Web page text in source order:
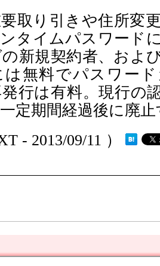
取り引きや住所変
タイムパスワード
新規契約者、およ
は無料でパスワー
行は有料。現行の
定期間経過後に廃
- 2013/09/11 ）